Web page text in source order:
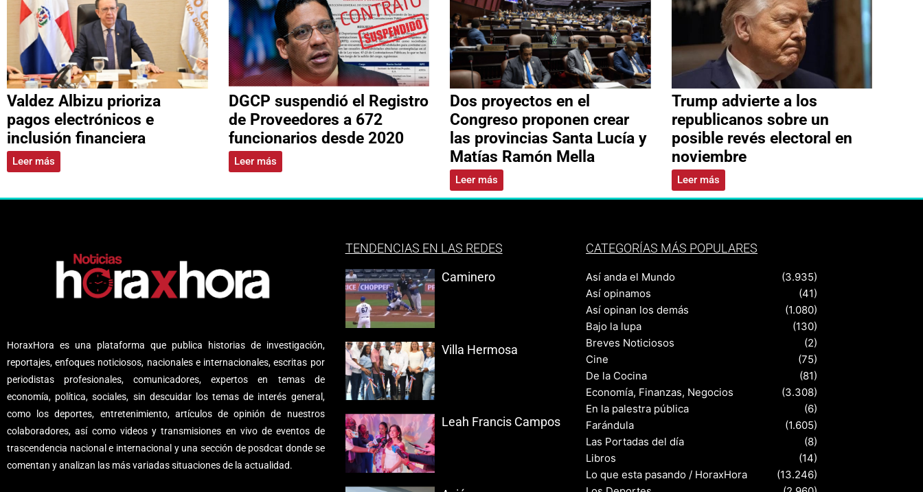
Valdez Albizu prioriza
pagos electrónicos e
inclusión financiera
Leer más
DGCP suspendió el Registro
de Proveedores a 672
funcionarios desde 2020
Leer más
Dos proyectos en el
Congreso proponen crear
las provincias Santa Lucía y
Matías Ramón Mella
Leer más
Trump advierte a los
republicanos sobre un
posible revés electoral en
noviembre
Leer más
HoraxHora es una plataforma que publica historias de investigación,
reportajes, enfoques noticiosos, nacionales e internacionales, escritas por
periodistas profesionales, comunicadores, expertos en temas de
economía, política, sociales, sin descuidar los temas de interés general,
como los deportes, entretenimiento, artículos de opinión de nuestros
colaboradores, así como videos y transmisiones en vivo de eventos de
trascendencia nacional e internacional y una sección de posdcat donde se
comentan y analizan las más variadas situaciones de la actualidad.
TENDENCIAS EN LAS REDES
Caminero
Villa Hermosa
Leah Francis Campos
CATEGORÍAS MÁS POPULARES
Así anda el Mundo
(3.935)
Así opinamos
(41)
Así opinan los demás
(1.080)
Bajo la lupa
(130)
Breves Noticiosos
(2)
Cine
(75)
De la Cocina
(81)
Economía, Finanzas, Negocios
(3.308)
En la palestra pública
(6)
Farándula
(1.605)
Las Portadas del día
(8)
Libros
(14)
Lo que esta pasando / HoraxHora
(13.246)